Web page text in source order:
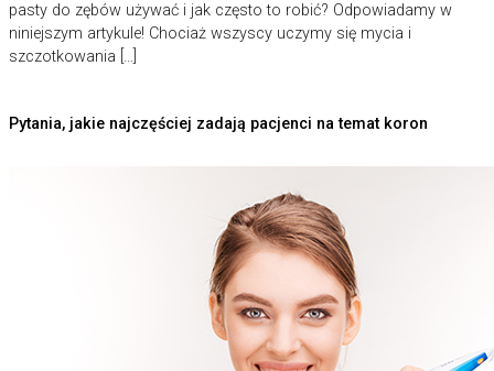
pasty do zębów używać i jak często to robić? Odpowiadamy w
niniejszym artykule! Chociaż wszyscy uczymy się mycia i
szczotkowania […]
Pytania, jakie najczęściej zadają pacjenci na temat koron